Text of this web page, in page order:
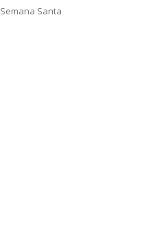
Semana Santa